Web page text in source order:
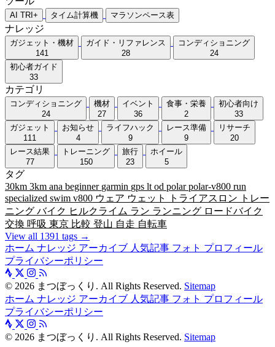
AI TRI+ タイム計算機 マラソンペース表
ナレッジ
ガジェット・機材
141
ガイド・リファレンス
28
コンディショニング
24
初心者ガイド
33
カテゴリ
コンディショニング
24
機材
27
イベント
36
食事・栄養
2
初心者向け
33
ガジェット
111
お知らせ
4
ライフハック
9
レース準備
9
リサーチ
20
レース結果
77
トレーニング
150
旅行
23
ホイール
5
タグ
30km 3km ana beginner garmin gps lt od polarpolar-v800 run
specialized swim v800 ウェア ウェット トライアスロン
トレー
ニング バイク ヒルクライム ラン ランニング ロードバイク
交換 呼吸 東京 比較 登山 自走 自転車
View all 1391 tags →
ホーム ナレッジ アーカイブ 人気記事 フォト プロフィール
プライバシーポリシー
© 2026 まつぼっくり. All Rights Reserved. Sitemap
ホーム ナレッジ アーカイブ 人気記事 フォト プロフィール
プライバシーポリシー
© 2026 まつぼっくり. All Rights Reserved. Sitemap